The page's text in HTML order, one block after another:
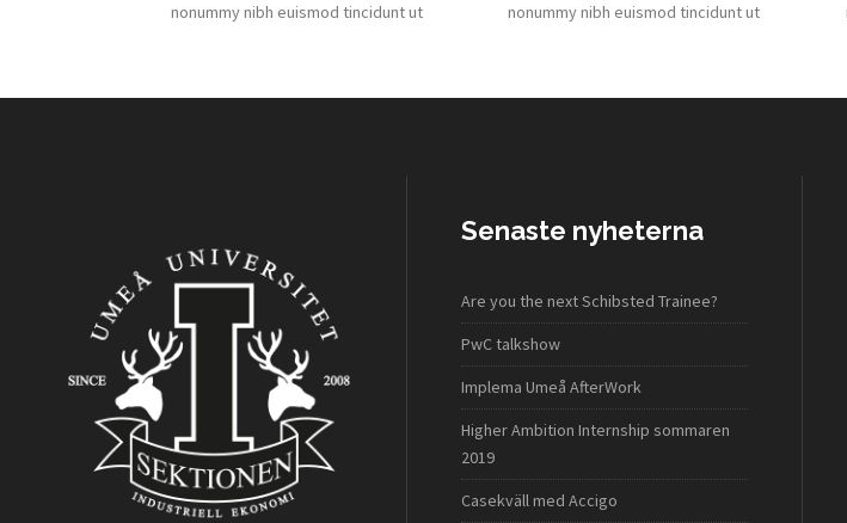
nonummy nibh euismod tincidunt ut
nonummy nibh euismod tincidunt ut
Senaste nyheterna
Are you the next Schibsted Trainee?
PwC talkshow
Implema Umeå AfterWork
Higher Ambition Internship sommaren
2019
Casekväll med Accigo